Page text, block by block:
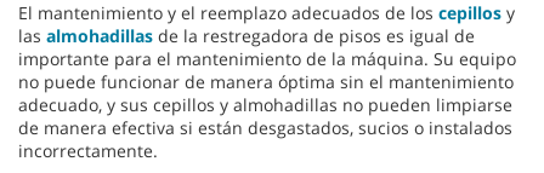
El mantenimiento y el reemplazo adecuados de los cepillos y
las almohadillas de la restregadora de pisos es igual de
importante para el mantenimiento de la máquina. Su equipo
no puede funcionar de manera óptima sin el mantenimiento
adecuado, y sus cepillos y almohadillas no pueden limpiarse
de manera efectiva si están desgastados, sucios o instalados
incorrectamente.